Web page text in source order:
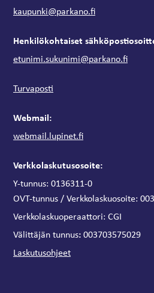
kaupunki@parkano.fi
Henkilökohtaiset
etunimi.sukunimi@parkano.fi
Turvaposti
Webmail:
webmail.lupinet.fi
Verkkolaskutusosoite:
Y-tunnus: 0136311-0
OVT-tunnus / Verkkolaskuosoite:
Verkkolaskuoperaattori: CGI
Välittäjän tunnus:003703575029
Laskutusohjeet